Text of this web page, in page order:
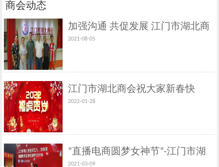
商会动态
加强沟通 共促发展 江门市湖北商
会接待新会员到访
2021-08-05
江门市湖北商会祝大家新春快
乐、虎年大吉！
2022-01-28
“直播电商圆梦女神节”-江门市湖
2021-03-09